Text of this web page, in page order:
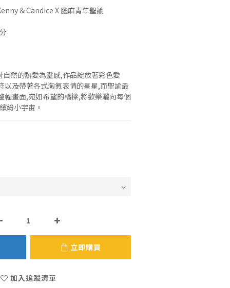
& Candice X 腦麻青年聖諭
自然的熱愛為靈感,作品綻放著彩色愛
以及帶著各式淘氣表情的星星,而聖諭最
幅畫面,宛如希望的橋樑,將歡樂灑向每個
紛小宇宙。
立即購買
加入追蹤清單